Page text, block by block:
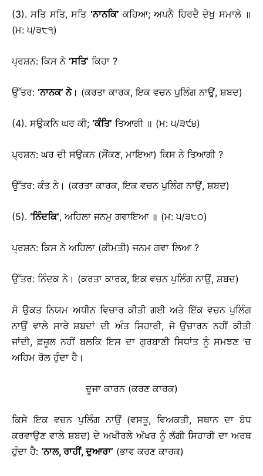
(3). ਸਤਿ ਸਤਿ, ਸਤਿ ‘ਨਾਨਕਿ’ ਕਹਿਆ; ਅਪਨੈ ਹਿਰਦੈ ਦੇਖੁ ਸਮਾਲੇ ॥
(ਮ: ੫/੩੮੧)
ਪ੍ਰਸ਼ਨ: ਕਿਸ ਨੇ ‘ਸਤਿ’ ਕਿਹਾ ?
ਉੱਤਰ: ‘ਨਾਨਕ’ ਨੇ। (ਕਰਤਾ ਕਾਰਕ, ਇਕ ਵਚਨ ਪੁਲਿੰਗ ਨਾਉਂ, ਸ਼ਬਦ)
(4). ਸਉਕਨਿ ਘਰ ਕੀ; ‘ਕੰਤਿ’ ਤਿਆਗੀ ॥ (ਮ: ੫/੩੯੪)
ਪ੍ਰਸ਼ਨ: ਘਰ ਦੀ ਸਉਕਨ (ਸੌਂਕਣ, ਮਾਇਆ) ਕਿਸ ਨੇ ਤਿਆਗੀ ?
ਉੱਤਰ: ਕੰਤ ਨੇ। (ਕਰਤਾ ਕਾਰਕ, ਇਕ ਵਚਨ ਪੁਲਿੰਗ ਨਾਉਂ, ਸ਼ਬਦ)
(5). ‘ਨਿੰਦਕਿ’, ਅਹਿਲਾ ਜਨਮੁ ਗਵਾਇਆ ॥ (ਮ: ੫/੩੮੦)
ਪ੍ਰਸ਼ਨ: ਕਿਸ ਨੇ ਅਹਿਲਾ (ਕੀਮਤੀ) ਜਨਮ ਗਵਾ ਲਿਆ ?
ਉੱਤਰ: ਨਿੰਦਕ ਨੇ। (ਕਰਤਾ ਕਾਰਕ, ਇਕ ਵਚਨ ਪੁਲਿੰਗ ਨਾਉਂ, ਸ਼ਬਦ)
ਸੋ ਉਕਤ ਨਿਯਮ ਅਧੀਨ ਵਿਚਾਰ ਕੀਤੀ ਗਈ ਅਤੇ ਇੱਕ ਵਚਨ ਪੁਲਿੰਗ
ਨਾਉਂ ਵਾਲੇ ਸਾਰੇ ਸ਼ਬਦਾਂ ਦੀ ਅੰਤ ਸਿਹਾਰੀ, ਜੋ ਉਚਾਰਨ ਨਹੀਂ ਕੀਤੀ
ਜਾਂਦੀ, ਫ਼ਜ਼ੂਲ ਨਹੀਂ ਬਲਕਿ ਇਸ ਦਾ ਗੁਰਬਾਣੀ ਸਿਧਾਂਤ ਨੂੰ ਸਮਝਣ ’ਚ
ਅਹਿਮ ਰੋਲ ਹੁੰਦਾ ਹੈ।
ਦੂਜਾ ਕਾਰਨ (ਕਰਣ ਕਾਰਕ)
ਕਿਸੇ ਇਕ ਵਚਨ ਪੁਲਿੰਗ ਨਾਉਂ (ਵਸਤੂ, ਵਿਅਕਤੀ, ਸਥਾਨ ਦਾ ਬੋਧ
ਕਰਵਾਉਣ ਵਾਲੇ ਸ਼ਬਦ) ਦੇ ਅਖੀਰਲੇ ਅੱਖਰ ਨੂੰ ਲੱਗੀ ਸਿਹਾਰੀ ਦਾ ਅਰਥ
ਹੁੰਦਾ ਹੈ: ‘ਨਾਲ, ਰਾਹੀਂ, ਦੁਆਰਾ’ (ਭਾਵ ਕਰਣ ਕਾਰਕ)